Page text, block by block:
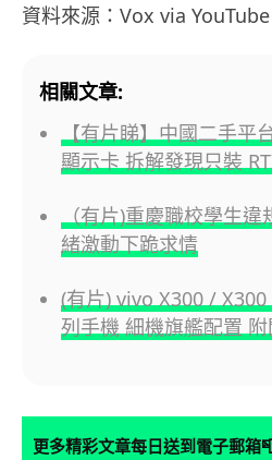
資料來源：Vox via YouTube
相關文章:
【有片睇】中國二手平
顯示卡 拆解發現只裝
（有片)重慶職校學生違
緒激動下跪求情
(有片) vivo X300 /
列手機 細機旗艦配置
更多精彩文章每日送到電子郵箱